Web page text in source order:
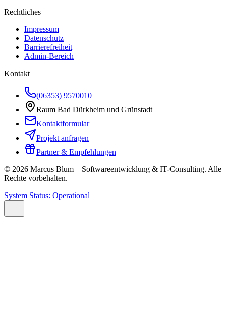
Rechtliches
Impressum
Datenschutz
Barrierefreiheit
Admin-Bereich
Kontakt
(06353) 9570010
Raum Bad Dürkheim und Grünstadt
Kontaktformular
Projekt anfragen
Partner & Empfehlungen
© 2026 Marcus Blum – Softwareentwicklung & IT-Consulting. Alle
Rechte vorbehalten.
System Status: Operational